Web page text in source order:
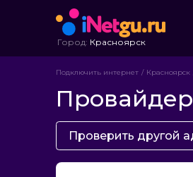
Город: Красноярск
Подключить интернет Красноярск
Проверить другой